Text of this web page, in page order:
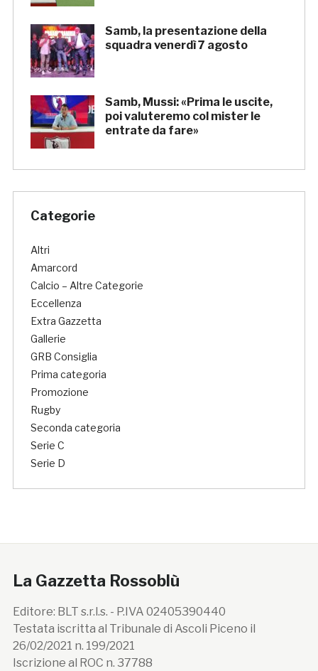
Samb, la presentazione della
squadra venerdì 7 agosto
Samb, Mussi: «Prima le uscite,
poi valuteremo col mister le
entrate da fare»
Categorie
Altri
Amarcord
Calcio – Altre Categorie
Eccellenza
Extra Gazzetta
Gallerie
GRB Consiglia
Prima categoria
Promozione
Rugby
Seconda categoria
Serie C
Serie D
La Gazzetta Rossoblù
Editore: BLT s.r.l.s. - P.IVA 02405390440
Testata iscritta al Tribunale di Ascoli Piceno il
26/02/2021 n. 199/2021
Iscrizione al ROC n. 37788